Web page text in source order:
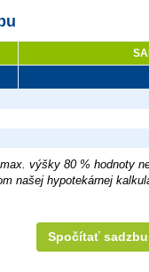
výšky 80 % hodnoty
našej hypotekárnej
Spočítať sadzbu